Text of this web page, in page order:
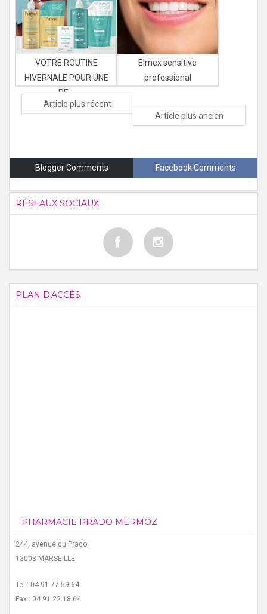
VOTRE ROUTINE
HIVERNALE POUR UNE
PE...
Elmex sensitive
professional
Article plus récent
Article plus ancien
Blogger Comments Facebook Comments
RÉSEAUX SOCIAUX
PLAN D'ACCÈS
PHARMACIE PRADO MERMOZ
244, avenue du Prado
13008 MARSEILLE
Tel : 04 91 77 59 64
Fax : 04 91 22 18 64